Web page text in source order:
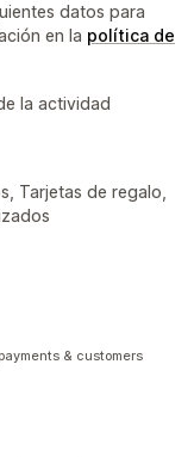
datos para
en la política de
la actividad
Tarjetas de regalo,
& customers